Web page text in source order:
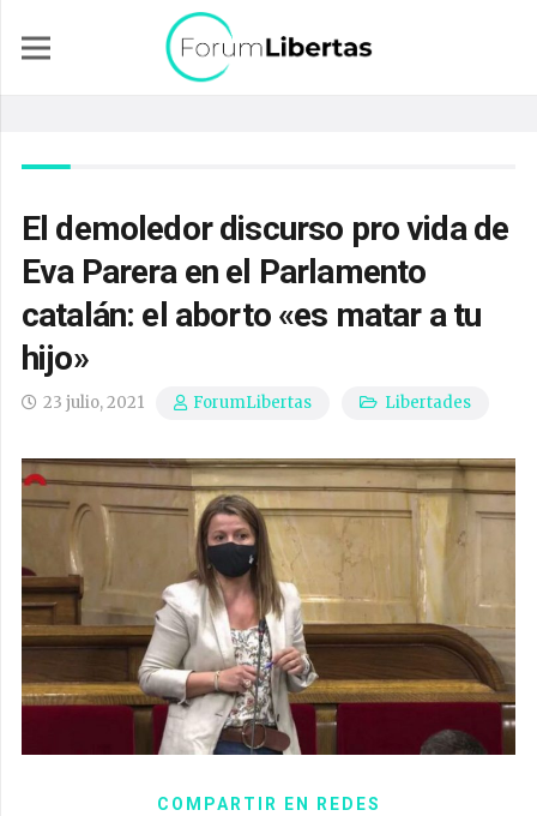
El demoledor discurso pro vida de
Eva Parera en el Parlamento
catalán: el aborto «es matar a tu
hijo»
23 julio, 2021 ForumLibertas Libertades
COMPARTIR EN REDES